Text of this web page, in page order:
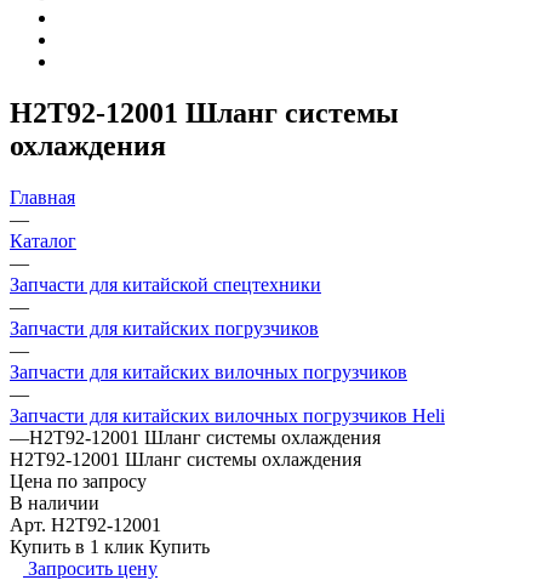
H2T92-12001 Шланг системы
охлаждения
Главная
—
Каталог
—
Запчасти для китайской спецтехники
—
Запчасти для китайских погрузчиков
—
Запчасти для китайских вилочных погрузчиков
—
Запчасти для китайских вилочных погрузчиков Heli
—H2T92-12001 Шланг системы охлаждения
H2T92-12001 Шланг системы охлаждения
Цена по запросу
В наличии
Арт. H2T92-12001
Купить в 1 клик Купить
Запросить цену